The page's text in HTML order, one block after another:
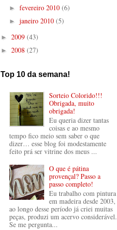
► fevereiro 2010 (6)
► janeiro 2010 (5)
► 2009 (43)
► 2008 (27)
Top 10 da semana!
Sorteio Colorido!!!
Obrigada, muito
obrigada!
Eu queria dizer tantas
coisas e ao mesmo
tempo fico meio sem saber o que
dizer… esse blog foi modestamente
feito prá ser vitrine dos meus ...
O que é pátina
provençal? Passo a
passo completo!
Eu trabalho com pintura
em madeira desde 2003,
ao longo desse período já criei muitas
peças, produzi um acervo considerável.
Se me pergunta...